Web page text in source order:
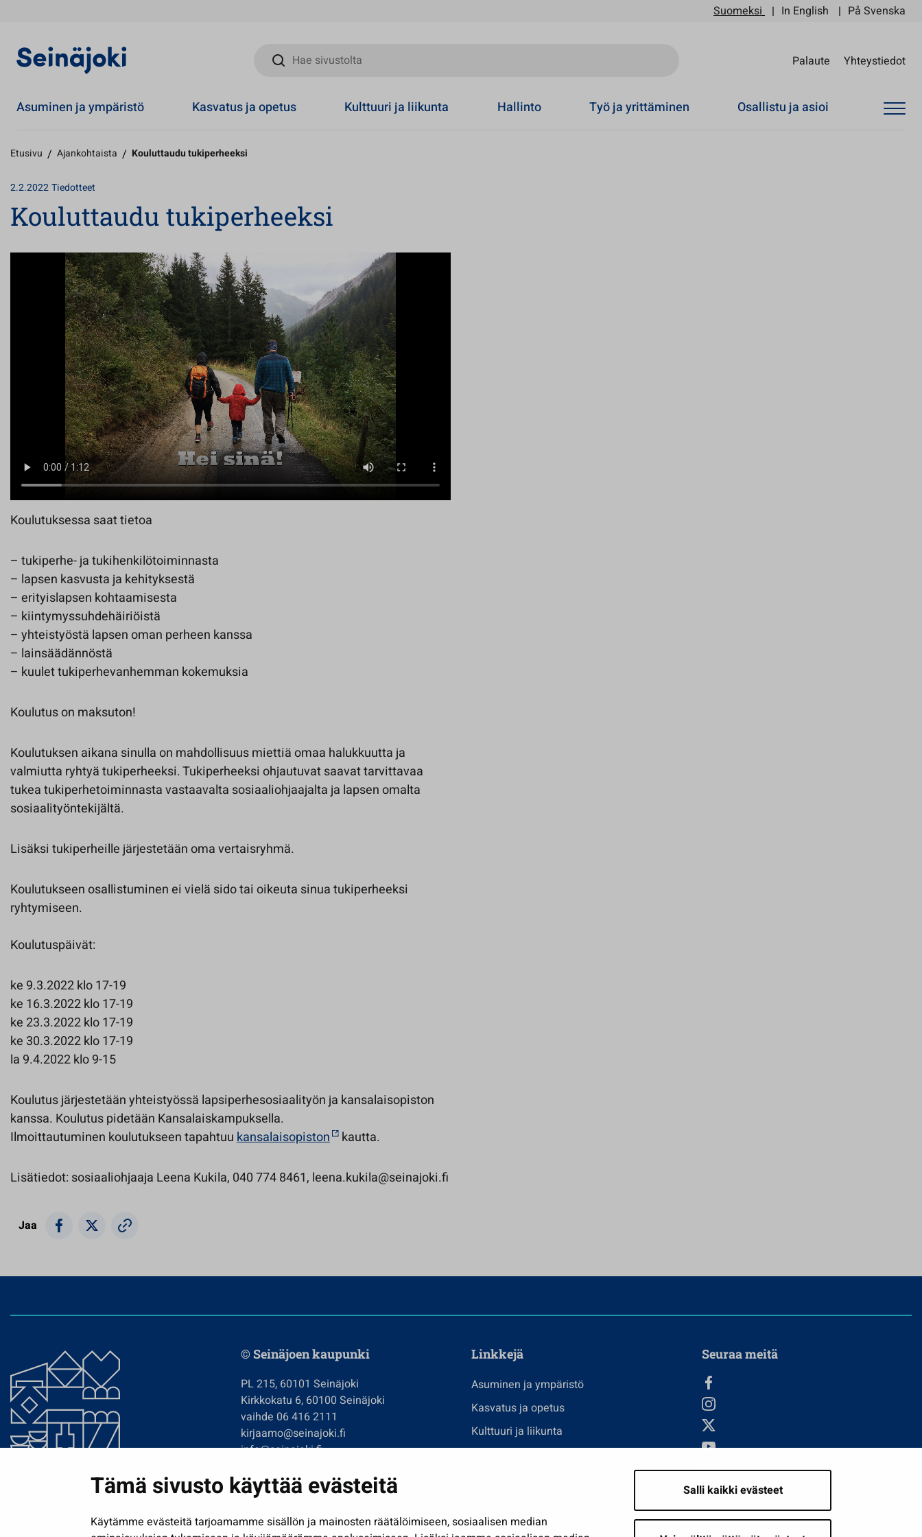
Tämä sivusto käyttää evästeitä
Käytämme evästeitä tarjoamamme sisällön ja mainosten räätälöimiseen, sosiaalisen median
Salli kaikki evästeet
Suomeksi In English På Svenska
Hae sivustolta
Palaute Yhteystiedot
Asuminen ja ympäristö Kasvatus ja opetus Kulttuuri ja liikunta Hallinto Työ ja yrittäminen Osallistu ja asioi
Etusivu / Ajankohtaista / Kouluttaudu tukiperheeksi
2.2.2022Tiedotteet
Kouluttaudu tukiperheeksi
Koulutuksessa saat tietoa
– tukiperhe- ja tukihenkilötoiminnasta
– lapsen kasvusta ja kehityksestä
– erityislapsen kohtaamisesta
– kiintymyssuhdehäiriöistä
– yhteistyöstä lapsen oman perheen kanssa
– lainsäädännöstä
– kuulet tukiperhevanhemman kokemuksia
Koulutus on maksuton!
Koulutuksen aikana sinulla on mahdollisuus miettiä omaa halukkuutta ja
valmiutta ryhtyä tukiperheeksi. Tukiperheeksi ohjautuvat saavat tarvittavaa
tukea tukiperhetoiminnasta vastaavalta sosiaaliohjaajalta ja lapsen omalta
sosiaalityöntekijältä.
Lisäksi tukiperheille järjestetään oma vertaisryhmä.
Koulutukseen osallistuminen ei vielä sido tai oikeuta sinua tukiperheeksi
ryhtymiseen.
Koulutuspäivät:
ke 9.3.2022 klo 17-19
ke 16.3.2022 klo 17-19
ke 23.3.2022 klo 17-19
ke 30.3.2022 klo 17-19
la 9.4.2022 klo 9-15
Koulutus järjestetään yhteistyössä lapsiperhesosiaalityön ja kansalaisopiston
kanssa. Koulutus pidetään Kansalaiskampuksella.
Ilmoittautuminen koulutukseen tapahtuukansalaisopiston kautta.
Lisätiedot: sosiaaliohjaaja Leena Kukila, 040 774 8461, leena.kukila@seinajoki.fi
Jaa
© Seinäjoen kaupunki
PL 215, 60101 Seinäjoki
Kirkkokatu 6, 60100 Seinäjoki
vaihde 06 416 2111
kirjaamo@seinajoki.fi
info@seinajoki.fi
Tilaa uutiskirje
Linkkejä
Asuminen ja ympäristö
Kasvatus ja opetus
Kulttuuri ja liikunta
Näytä omat evästeasetukseni
Seuraa meitä